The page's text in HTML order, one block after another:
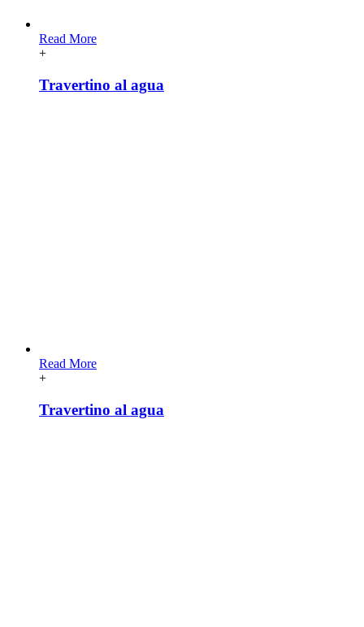
Read More
+
Travertino al agua
Read More
+
Travertino al agua